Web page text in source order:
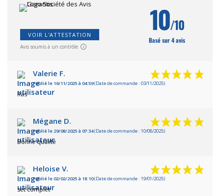
VOIR L'ATTESTATION
Avis soumis à un contrôle
10/10
Basé sur 4 avis
Valerie F.
Publié le 16/11/2025 à 04:59(Date de commande : 03/11/2025)
Ras
Mégane D.
Publié le 29/08/2025 à 07:34(Date de commande : 10/08/2025)
Bonne qualité
Heloise V.
Publié le 02/02/2025 à 18:10(Date de commande : 19/01/2025)
set complet